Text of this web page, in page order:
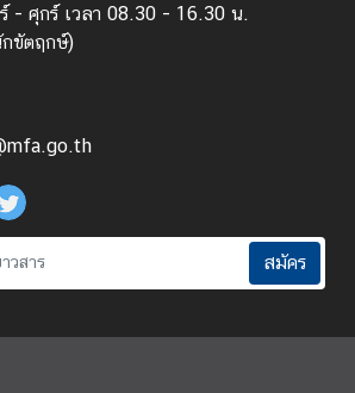
- ศุกร์ เวลา 08.30 - 16.30 น.
ขัตฤกษ์)
สมัคร